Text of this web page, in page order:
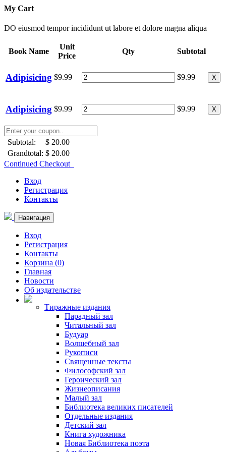
My Cart
DO eiusmod tempor incididunt ut labore et dolore magna aliqua
Book Name
Unit
Price
Qty Subtotal
Adipisicing $9.99 $9.99 X
Adipisicing $9.99 $9.99 X
Subtotal:
$ 20.00
Grandtotal: $ 20.00
Continued Checkout
Вход
Регистрация
Контакты
Навигация
Вход
Регистрация
Контакты
Корзина (0)
Главная
Новости
Об издательстве
Тиражные издания
Парадный зал
Читальный зал
Будуар
Волшебный зал
Рукописи
Священные тексты
Философский зал
Героический зал
Жизнеописания
Малый зал
Библиотека великих писателей
Отдельные издания
Детский зал
Книга художника
Новая Библиотека поэта